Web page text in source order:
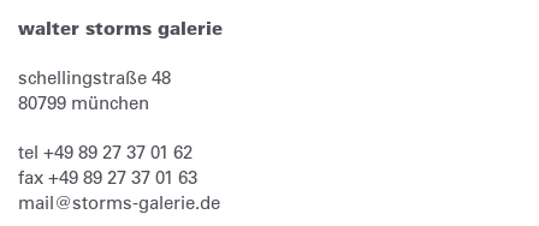
walter storms galerie
schellingstraße 48
80799 münchen
tel +49 89 27 37 01 62
fax +49 89 27 37 01 63
mail@storms-galerie.de